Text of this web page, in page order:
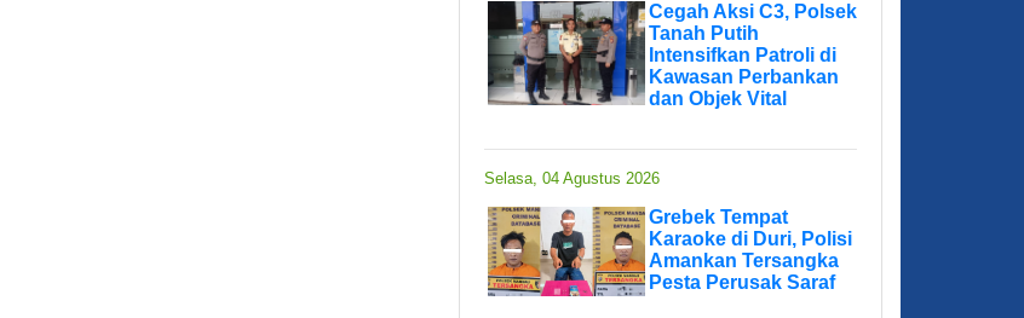
Cegah Aksi C3, Polsek
Tanah Putih
Intensifkan Patroli di
Kawasan Perbankan
dan Objek Vital
Selasa, 04 Agustus 2026
Grebek Tempat
Karaoke di Duri, Polisi
Amankan Tersangka
Pesta Perusak Saraf